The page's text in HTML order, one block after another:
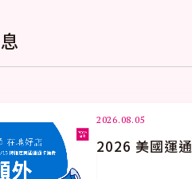
主題活動
額外積分優惠